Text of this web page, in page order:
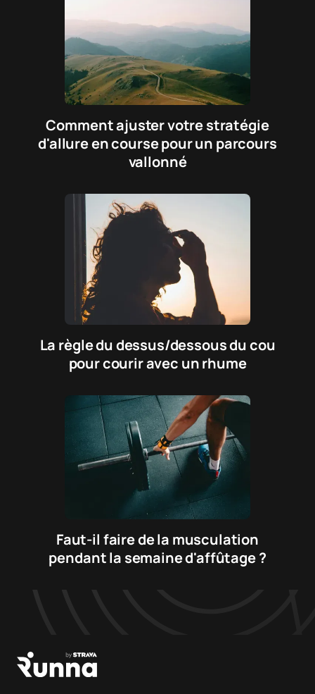
Comment ajuster votre stratégie
d'allure en course pour un parcours
vallonné
La règle du dessus/dessous du cou
pour courir avec un rhume
Faut-il faire de la musculation
pendant la semaine d'affûtage ?